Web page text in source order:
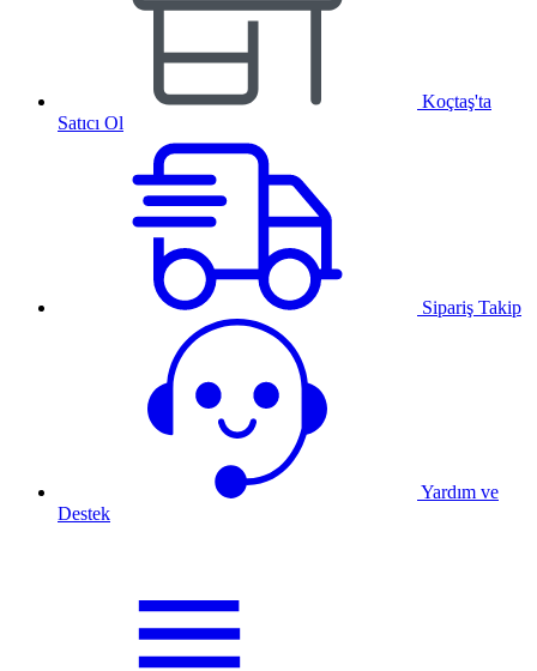
Koçtaş'ta
Satıcı Ol
Sipariş Takip
Yardım ve
Destek